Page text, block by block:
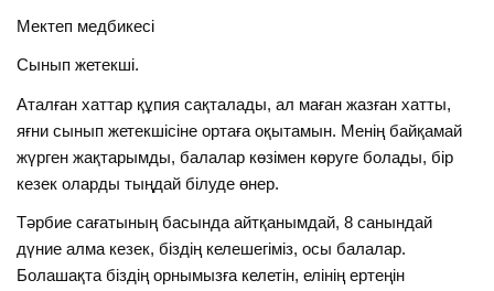
Мектеп медбикесі
Сынып жетекші.
Аталған хаттар құпия сақталады, ал маған жазған хатты,
яғни сынып жетекшісіне ортаға оқытамын. Менің байқамай
жүрген жақтарымды, балалар көзімен көруге болады, бір
кезек оларды тыңдай білуде өнер.
Тәрбие сағатының басында айтқанымдай, 8 санындай
дүние алма кезек, біздің келешегіміз, осы балалар.
Болашақта біздің орнымызға келетін, елінің ертеңін